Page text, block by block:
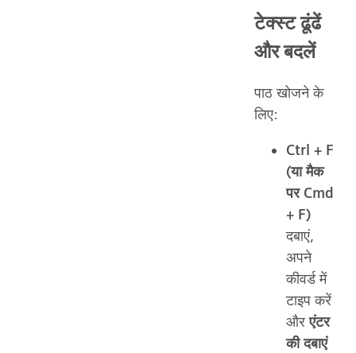
टेक्स्ट ढूंढें
और बदलें
पाठ खोजने के
लिए:
Ctrl + F
(या मैक
पर Cmd
+ F)
दबाएं,
अपने
कीवर्ड में
टाइप करें
औरएंटर
की दबाएं